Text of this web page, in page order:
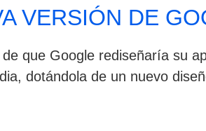
VERSIÓN DE
que Google rediseñaría su
dotándola de un nuevo